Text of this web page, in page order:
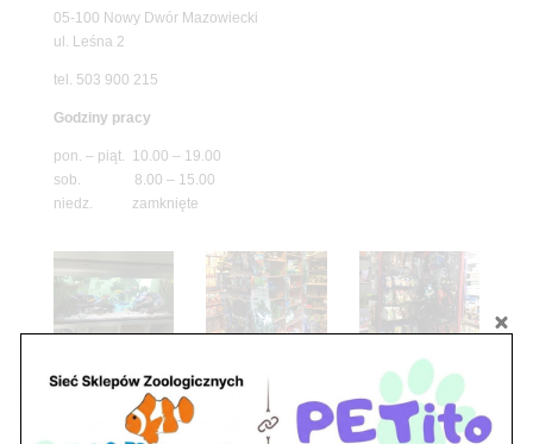
05-100 Nowy Dwór Mazowiecki
ul. Leśna 2
tel. 503 900 215
Godziny pracy
pon. – piąt. 10.00 – 19.00
sob. 8.00 – 15.00
niedz. zamknięte